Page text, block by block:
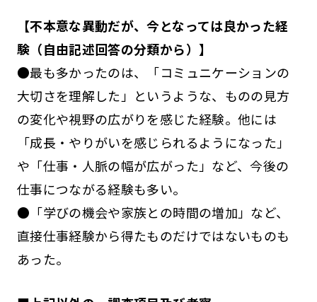
【不本意な異動だが、今となっては良かった経
験（自由記述回答の分類から）】
●最も多かったのは、「コミュニケーションの
大切さを理解した」というような、ものの見方
の変化や視野の広がりを感じた経験。他には
「成長・やりがいを感じられるようになった」
や「仕事・人脈の幅が広がった」など、今後の
仕事につながる経験も多い。
●「学びの機会や家族との時間の増加」など、
直接仕事経験から得たものだけではないものも
あった。